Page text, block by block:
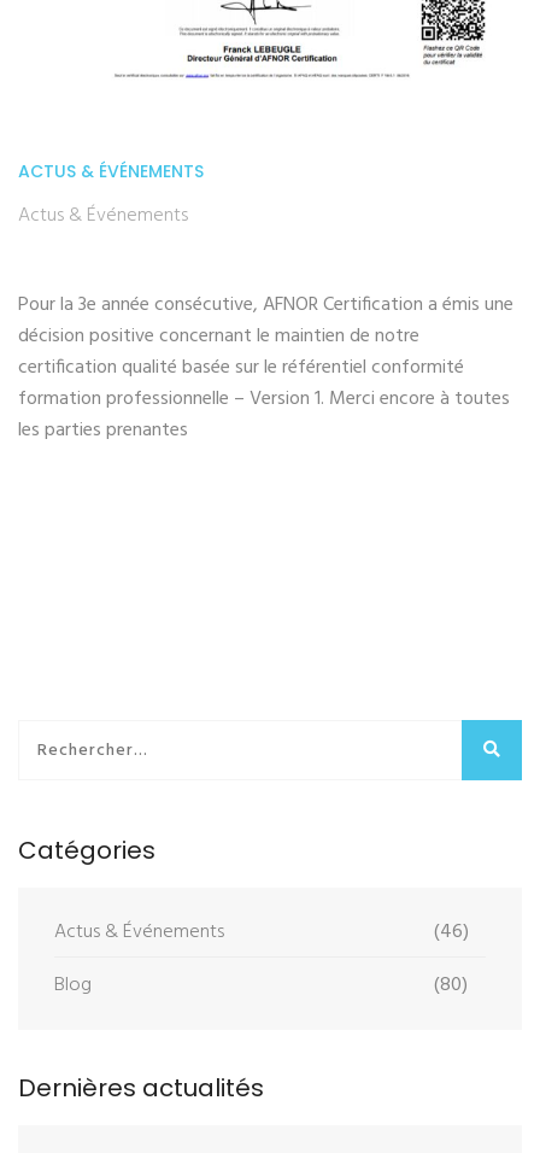
ACTUS & ÉVÉNEMENTS
Actus & Événements
Pour la 3e année consécutive, AFNOR Certification a émis une
décision positive concernant le maintien de notre
certification qualité basée sur le référentiel conformité
formation professionnelle – Version 1. Merci encore à toutes
les parties prenantes
Catégories
Actus & Événements
(46)
Blog
(80)
Dernières actualités